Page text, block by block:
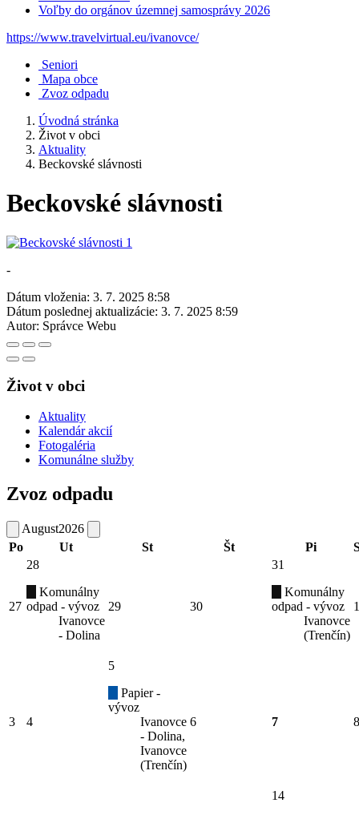
Voľby do orgánov územnej samosprávy 2026
https://www.travelvirtual.eu/ivanovce/
Seniori
Mapa obce
Zvoz odpadu
Úvodná stránka
Život v obci
Aktuality
Beckovské slávnosti
Beckovské slávnosti
-
Dátum vloženia: 3. 7. 2025 8:58
Dátum poslednej aktualizácie: 3. 7. 2025 8:59
Autor: Správce Webu
Život v obci
Aktuality
Kalendár akcií
Fotogaléria
Komunálne služby
Zvoz odpadu
August2026
Po
Ut St Št Pi
27
28
Komunálny
odpad - vývoz
Ivanovce
- Dolina
29 30
31
Komunálny
odpad - vývoz
Ivanovce
(Trenčín)
1
3 4
5
Papier -
vývoz
Ivanovce
- Dolina,
Ivanovce
(Trenčín)
6 7 8
14